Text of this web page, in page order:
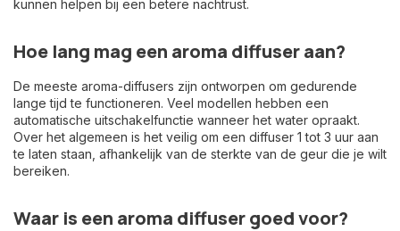
kunnen helpen bij een betere nachtrust.
Hoe lang mag een aroma diffuser aan?
De meeste aroma-diffusers zijn ontworpen om gedurende
lange tijd te functioneren. Veel modellen hebben een
automatische uitschakelfunctie wanneer het water opraakt.
Over het algemeen is het veilig om een diffuser 1 tot 3 uur aan
te laten staan, afhankelijk van de sterkte van de geur die je wilt
bereiken.
Waar is een aroma diffuser goed voor?